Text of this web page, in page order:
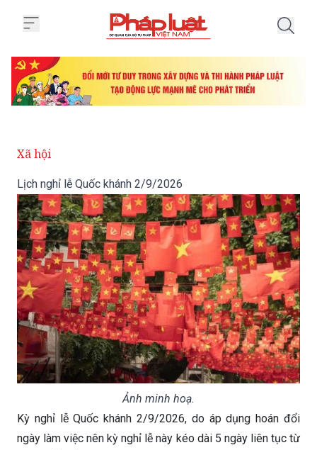
Xã hội
Lịch nghỉ lễ Quốc khánh 2/9/2026
Ảnh minh hoạ.
Kỳ nghỉ lễ Quốc khánh 2/9/2026, do áp dụng hoán đổi
ngày làm việc nên kỳ nghỉ lễ này kéo dài 5 ngày liên tục từ